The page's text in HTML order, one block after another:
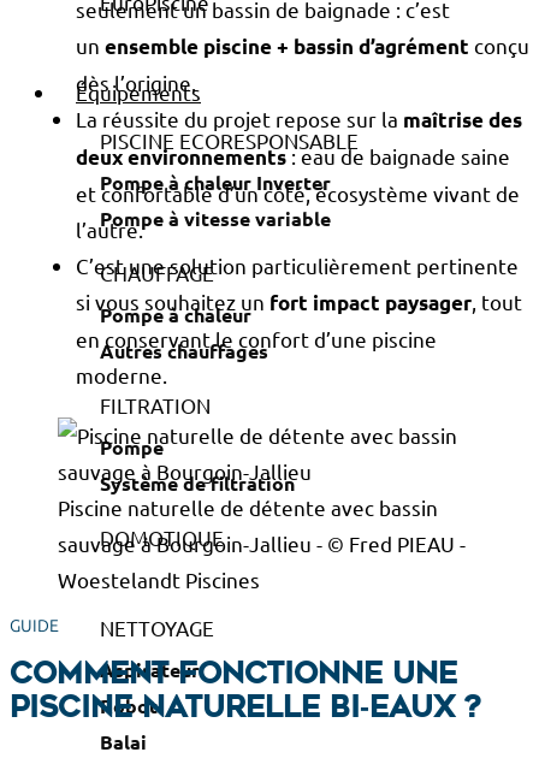
Équipements
PISCINE ECORESPONSABLE
Pompe à chaleur Inverter
Pompe à vitesse variable
CHAUFFAGE
Pompe à chaleur
Autres chauffages
FILTRATION
Pompe
Système de filtration
DOMOTIQUE
NETTOYAGE
Aspirateur
Robot
Balai
seulement un bassin de baignade : c’est
un ensemble piscine + bassin d’agrément conçu
dès l’origine.
La réussite du projet repose sur la maîtrise des
deux environnements: eau de baignade saine
et confortable d’un côté, écosystème vivant de
l’autre.
C’est une solution particulièrement pertinente
si vous souhaitez un fort impact paysager , tout
en conservant le confort d’une piscine
moderne.
Piscine naturelle de détente avec bassin
sauvage à Bourgoin-Jallieu - © Fred PIEAU -
Woestelandt Piscines
GUIDE
Comment fonctionne une
piscine naturelle bi‑eaux ?